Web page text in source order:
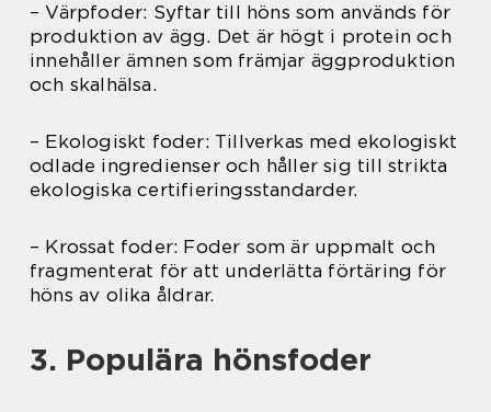
– Värpfoder: Syftar till höns som används för
produktion av ägg. Det är högt i protein och
innehåller ämnen som främjar äggproduktion
och skalhälsa.
– Ekologiskt foder: Tillverkas med ekologiskt
odlade ingredienser och håller sig till strikta
ekologiska certifieringsstandarder.
– Krossat foder: Foder som är uppmalt och
fragmenterat för att underlätta förtäring för
höns av olika åldrar.
3. Populära hönsfoder